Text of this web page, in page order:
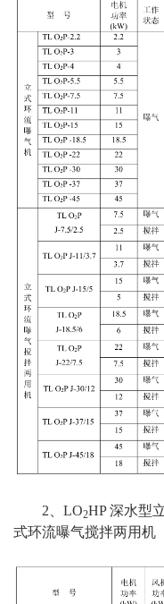
2、LO2HP 深水型
式环流曝气搅拌两用机